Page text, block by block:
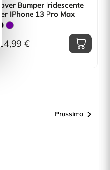
Cover Bumper Iridescente
Per IPhone 13 Pro Max
14,99 €
Prossimo